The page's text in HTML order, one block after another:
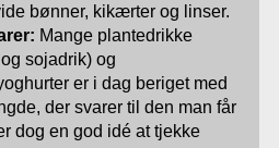
bønner, kikærter og linser.
Mange plantedrikke
sojadrik) og
er i dag beriget med
der svarer til den man får
dog en god idé at tjekke